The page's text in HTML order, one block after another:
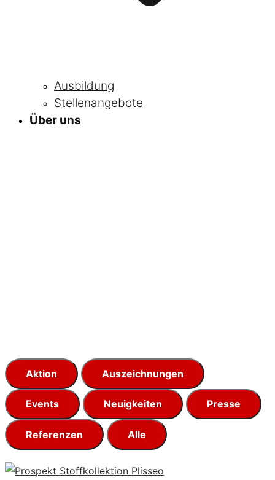
Ausbildung
Stellenangebote
Über uns
Aktion Auszeichnungen
Events Neuigkeiten Presse
Referenzen Alle